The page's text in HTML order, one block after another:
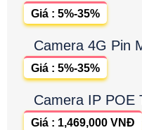
Giá : 5%-35%
Camera 4G Pin
Giá : 5%-35%
Camera IP POE
Giá : 1,469,000 VNĐ